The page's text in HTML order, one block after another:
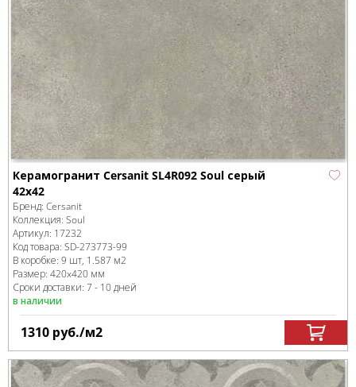
Керамогранит Cersanit SL4R092 Soul серый
42x42
Бренд: Cersanit
Коллекция: Soul
Артикул: 17232
Код товара: SD-273773-99
В коробке: 9 шт, 1.587 м2
Размер: 420x420 мм
Сроки доставки: 7 - 10 дней
в наличии
1310 руб./м2